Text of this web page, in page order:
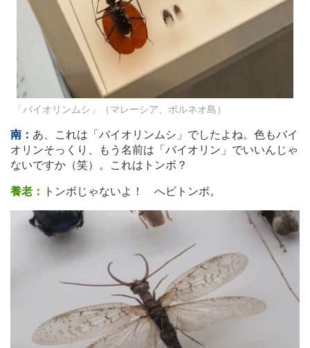
「バイオリンムシ」（マレーシア、ボルネオ島）
南： あ、これは「バイオリンムシ」でしたよね。色もバイ
オリンそっくり、もう名前は「バイオリン」でいいんじゃ
ないですか（笑）。これはトンボ？
養老： トンボじゃないよ！ へビトンボ。